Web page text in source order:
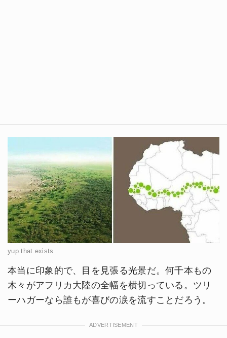
yup.that.exists
本当に印象的で、目を見張る光景だ。何千本もの
木々がアフリカ大陸の全幅を横切っている。ツリ
ーハガーなら誰もが喜びの涙を流すことだろう。